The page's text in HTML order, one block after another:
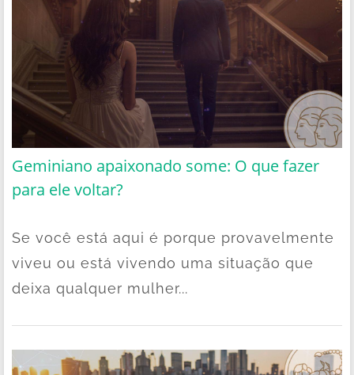
Geminiano apaixonado some: O que fazer
para ele voltar?
Se você está aqui é porque provavelmente
viveu ou está vivendo uma situação que
deixa qualquer mulher...